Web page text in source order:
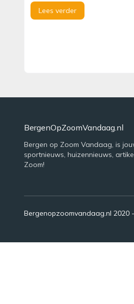
Lees verder
BergenOpZoomVandaag.nl
Bergen op Zoom Vandaag, is
sportnieuws, huizennieuws,
Zoom!
Bergenopzoomvandaag.nl 2020